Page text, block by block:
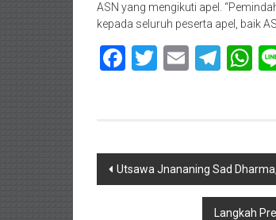
ASN yang mengikuti apel.
kepada seluruh peserta apel, baik
Facebook
Twitter
Email
Navigasi
Utsawa Jnananing Sad
Langkah